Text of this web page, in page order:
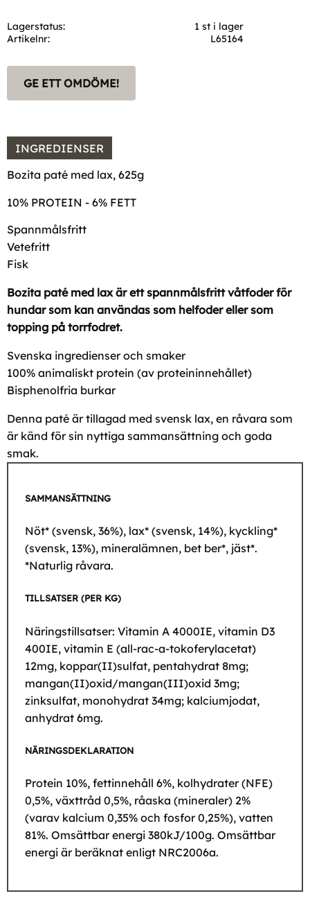
Lagerstatus
1 st i lager
Artikelnr
L65164
GE ETT OMDÖME!
INGREDIENSER
Bozita paté med lax, 625g
10% PROTEIN - 6% FETT
Spannmålsfritt
Vetefritt
Fisk
Bozita paté med lax är ett spannmålsfritt våtfoder för
hundar som kan användas som helfoder eller som
topping på torrfodret.
Svenska ingredienser och smaker
100% animaliskt protein (av proteininnehållet)
Bisphenolfria burkar
Denna paté är tillagad med svensk lax, en råvara som
är känd för sin nyttiga sammansättning och goda
smak.
SAMMANSÄTTNING
Nöt* (svensk, 36%), lax* (svensk, 14%), kyckling*
(svensk, 13%), mineralämnen, bet ber*, jäst*.
*Naturlig råvara.
TILLSATSER (PER KG)
Näringstillsatser: Vitamin A 4000IE, vitamin D3
400IE, vitamin E (all-rac-a-tokoferylacetat)
12mg, koppar(II)sulfat, pentahydrat 8mg;
mangan(II)oxid/mangan(III)oxid 3mg;
zinksulfat, monohydrat 34mg; kalciumjodat,
anhydrat 6mg.
NÄRINGSDEKLARATION
Protein 10%, fettinnehåll 6%, kolhydrater (NFE)
0,5%, växttråd 0,5%, råaska (mineraler) 2%
(varav kalcium 0,35% och fosfor 0,25%), vatten
81%. Omsättbar energi 380kJ/100g. Omsättbar
energi är beräknat enligt NRC2006a.